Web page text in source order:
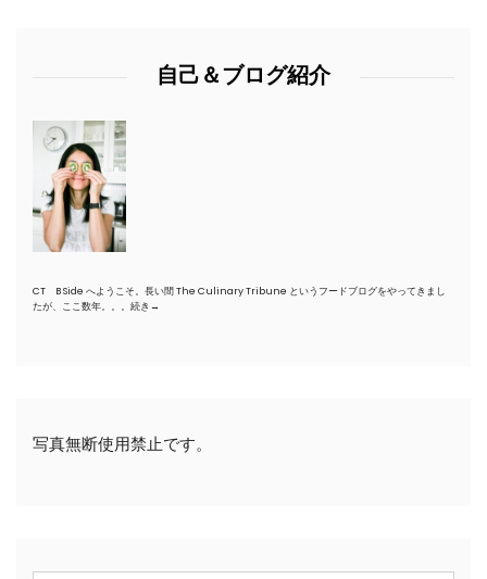
自己＆ブログ紹介
CT B Side へようこそ。長い間 The Culinary Tribune というフードブログをやってきまし
たが、ここ数年。。。 続き→
写真無断使用禁止です。